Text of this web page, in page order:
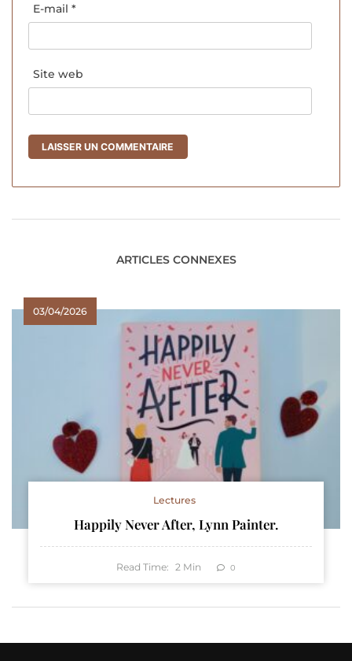
E-mail *
Site web
ARTICLES CONNEXES
03/04/2026
Lectures
Happily Never After, Lynn Painter.
Read Time: 2 Min 0